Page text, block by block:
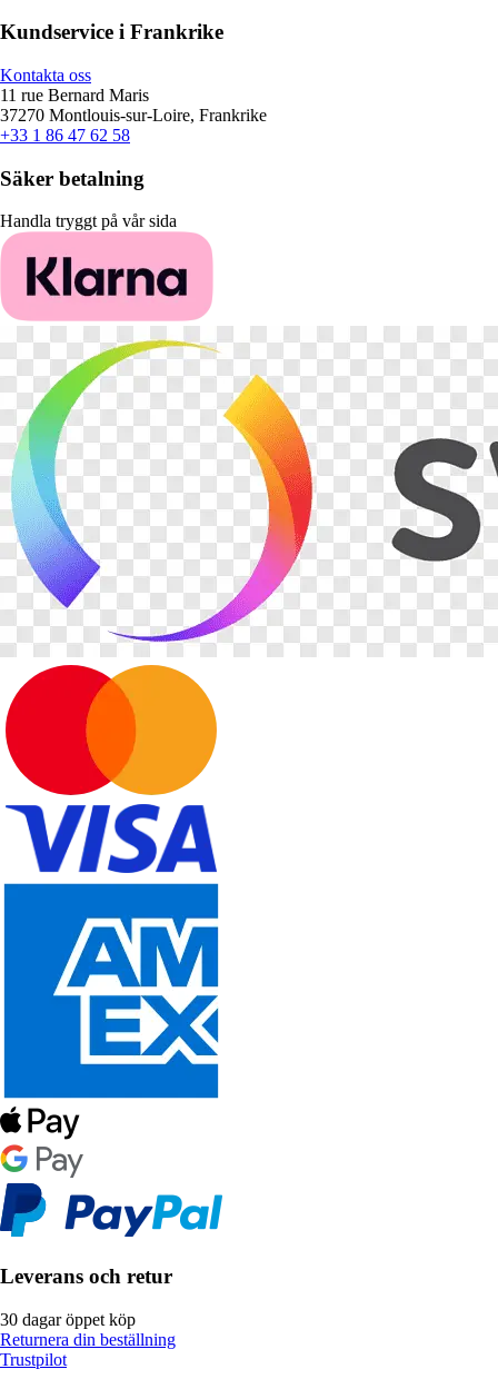
Kundservice i Frankrike
Kontakta oss
11 rue Bernard Maris
37270 Montlouis-sur-Loire, Frankrike
+33 1 86 47 62 58
Säker betalning
Handla tryggt på vår sida
Leverans och retur
30 dagar öppet köp
Returnera din beställning
Trustpilot